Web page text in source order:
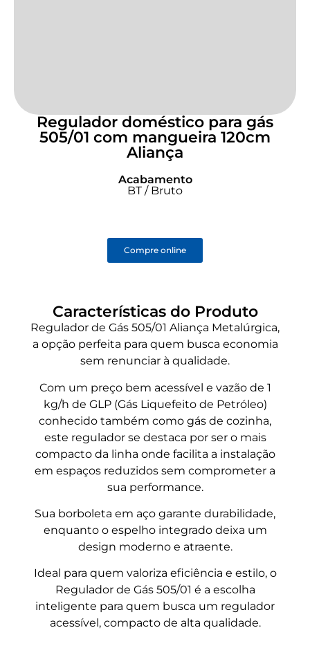
Regulador doméstico para gás
505/01 com mangueira 120cm
Aliança
Acabamento
BT / Bruto
Compre online
Características do Produto
Regulador de Gás 505/01 Aliança Metalúrgica,
a opção perfeita para quem busca economia
sem renunciar à qualidade.
Com um preço bem acessível e vazão de 1
kg/h de GLP (Gás Liquefeito de Petróleo)
conhecido também como gás de cozinha,
este regulador se destaca por ser o mais
compacto da linha onde facilita a instalação
em espaços reduzidos sem comprometer a
sua performance.
Sua borboleta em aço garante durabilidade,
enquanto o espelho integrado deixa um
design moderno e atraente.
Ideal para quem valoriza eficiência e estilo, o
Regulador de Gás 505/01 é a escolha
inteligente para quem busca um regulador
acessível, compacto de alta qualidade.